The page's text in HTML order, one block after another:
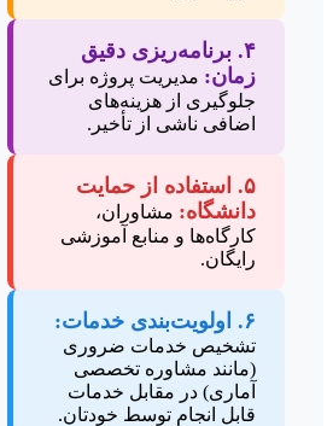
۴. برنامه‌ریزی دقیق
زمان: مدیریت پروژه برای
جلوگیری از هزینه‌های
اضافی ناشی از تأخیر.
۵. استفاده از حمایت
دانشگاه: مشاوران،
کارگاه‌ها و منابع آموزشی
رایگان.
۶. اولویت‌بندی خدمات:
تشخیص خدمات ضروری
(مانند مشاوره تخصصی
آماری) در مقابل خدمات
قابل انجام توسط خودتان.